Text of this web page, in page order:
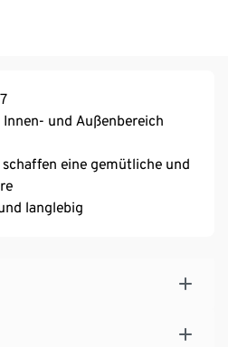
und Außenbereich
eine gemütliche und
langlebig